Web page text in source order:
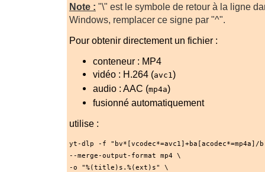
Note : "\" est le symbole de retour à la ligne
Windows, remplacer ce signe par "^".
Pour obtenir directement un fichier :
conteneur : MP4
vidéo : H.264 (avc1)
audio : AAC (mp4a)
fusionné automatiquement
utilise :
yt-dlp -f
"bv*[vcodec*=avc1]+ba[acodec*=mp4a]/
--merge-output-format mp4 \
-o
"%(title)s.%(ext)s"
\